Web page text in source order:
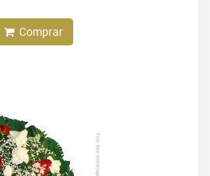
Comprar